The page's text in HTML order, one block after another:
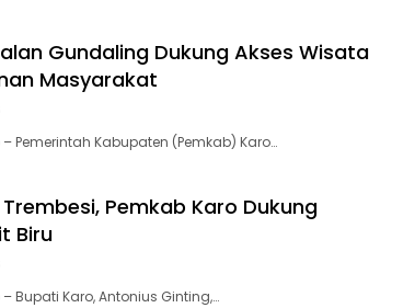
Gundaling Dukung Akses Wisata
Masyarakat
– Pemerintah Kabupaten (Pemkab) Karo…
Pemkab Karo Dukung
Biru
– Bupati Karo, Antonius Ginting,…